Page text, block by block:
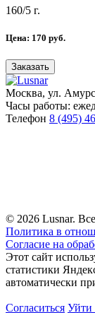
160/5 г.
Цена: 170 руб.
Заказать
Москва, ул.
Часы работы:
Телефон 8 (495)
© 2026 Lusnar.
Политика в
Согласие на
Этот сайт
статистики
автоматически
Согласиться Уйти